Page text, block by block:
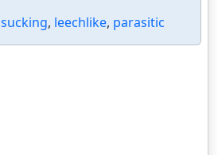
, leechlike, parasitic